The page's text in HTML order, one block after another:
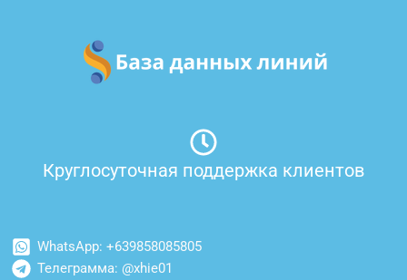
содержимому
Круглосуточная поддержка клиентов
WhatsApp: +639858085805
Телеграмма: @xhie01